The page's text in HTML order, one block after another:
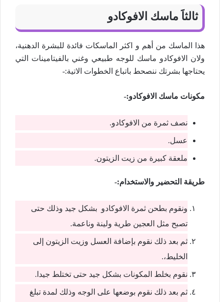
ثالثاََ ماسك الافوكادو
هذا الماسك من أهم و اكثر الماسكات فائدة للبشرة الدهنية،
ولان الافوكادو ماسك للوجه طبيعي وغني بالفيتامينات التي
يحتاجها بشرتك ننصحط باتباع الخطوات الاتية:-
مكونات ماسك الافوكادو:-
نصف ثمرة من الافوكادو.
عسل.
ملعقة كبيرة من زيت الزيتون.
طريقة التحضير والاستخدام:-
ونقوم بطحن ثمرة الافوكادو بشكل جيد وذلك حتى
تصبح مثل العجين طرية ولينة وناعمة.
ثم بعد ذلك نقوم بإضافة العسل وزيت الزيتون إلى
الخليط،.
نقوم بخلط المكونات بشكل جيد حتى تختلط جيدا.
ثم بعد ذلك نقوم بوضعها على الوجه وذلك لمدة تبلغ